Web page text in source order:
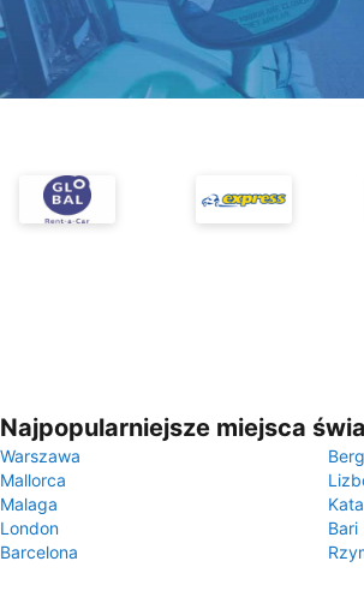
Najpopularniejsze miejsca
Warszawa
Mallorca
Malaga
London
Bari
Barcelona